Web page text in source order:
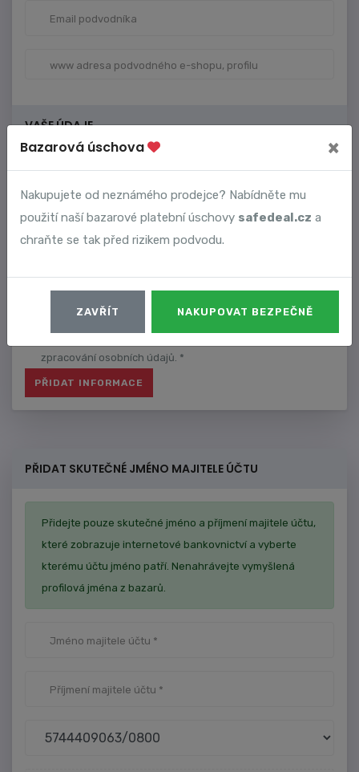
VAŠE ÚDAJE
Dostávat upozornění na nové komentáře.
Souhlasím s podmínkami využívání služeb a zásadami
zpracování osobních údajů. *
PŘIDAT SKUTEČNÉ JMÉNO MAJITELE ÚČTU
Přidejte pouze skutečné jméno a příjmení majitele účtu,
které zobrazuje internetové bankovnictví a vyberte
kterému účtu jméno patří. Nenahrávejte vymyšlená
profilová jména z bazarů.
Bazarová úschova ×
Nakupujete od neznámého prodejce? Nabídněte mu
použití naší bazarové platební úschovy safedeal.cz a
chraňte se tak před rizikem podvodu.
ZAVŘÍT NAKUPOVAT BEZPEČNĚ